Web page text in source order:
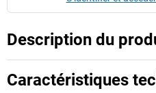
Description du
Caractéristiques